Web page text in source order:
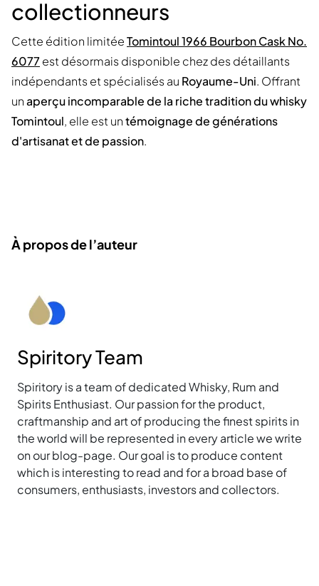
collectionneurs
Cette édition limitéeTomintoul 1966 Bourbon Cask No.
6077est désormais disponible chez des détaillants
indépendants et spécialisés au Royaume-Uni. Offrant
unaperçu incomparable de la riche tradition du whisky
Tomintoul, elle est untémoignage de générations
d'artisanat et de passion.
À propos de l’auteur
Spiritory Team
Spiritory is a team of dedicated Whisky, Rum and
Spirits Enthusiast. Our passion for the product,
craftmanship and art of producing the finest spirits in
the world will be represented in every article we write
on our blog-page. Our goal is to produce content
which is interesting to read and for a broad base of
consumers, enthusiasts, investors and collectors.